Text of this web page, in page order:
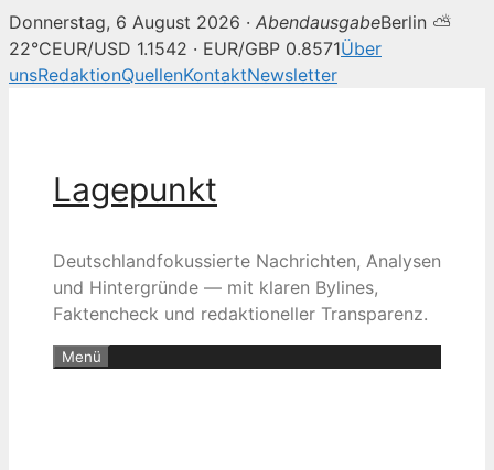
Donnerstag, 6 August 2026 · AbendausgabeBerlin ⛅
22°CEUR/USD 1.1542 · EUR/GBP 0.8571Über
unsRedaktionQuellenKontaktNewsletter
Lagepunkt
Deutschlandfokussierte Nachrichten, Analysen
und Hintergründe — mit klaren Bylines,
Faktencheck und redaktioneller Transparenz.
Menü